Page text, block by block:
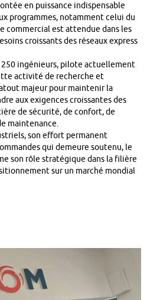
en puissance indispensable
programmes, notamment celui du
commercial est attendue dans les
croissants des réseaux express
250 ingénieurs, pilote actuellement
activité de recherche et
majeur pour maintenir la
aux exigences croissantes des
de sécurité, de confort, de
maintenance.
son effort permanent
qui demeure soutenu, le
son rôle stratégique dans la filière
sur un marché mondial